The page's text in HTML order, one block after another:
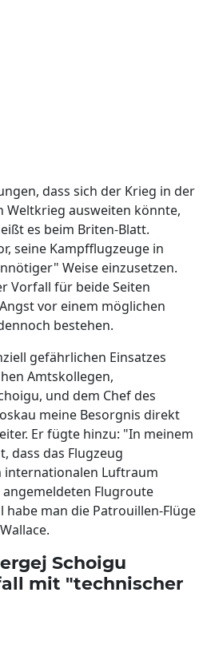
dass sich der Krieg in der
Weltkrieg ausweiten könnte,
es beim Briten-Blatt.
seine Kampfflugzeuge in
Weise einzusetzen.
Vorfall für beide Seiten
vor einem möglichen
bestehen.
gefährlichen Einsatzes
Amtskollegen,
und dem Chef des
meine Besorgnis direkt
Er fügte hinzu: "In meinem
dass das Flugzeug
internationalen Luftraum
Flugroute
man die Patrouillen-Flüge
Schoigu
mit "technischer